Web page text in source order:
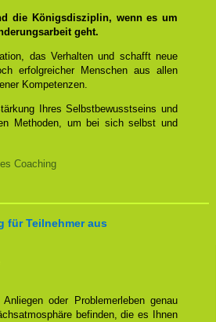
die Königsdisziplin, wenn es um
geht.
das Verhalten und schafft neue
erfolgreicher Menschen aus allen
Kompetenzen.
Ihres Selbstbewusstseins und
Methoden, um bei sich selbst und
Coaching
für Teilnehmer aus
oder Problemerleben genau
befinden, die es Ihnen